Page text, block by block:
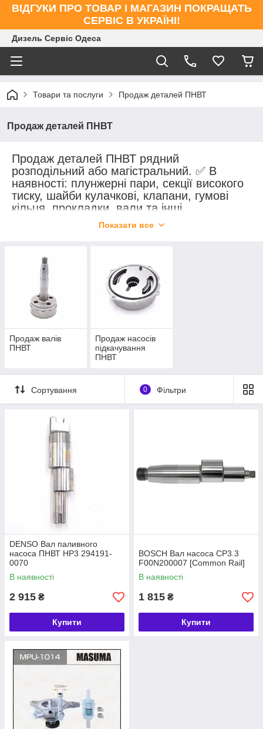
ВІДГУКИ ПРО ТОВАР І МАГАЗИН ПОКРАЩАТЬ
СЕРВІС В УКРАЇНІ!
Дизель Сервіс Одеса
Товари та послуги Продаж деталей ПНВТ
Продаж деталей ПНВТ
Продаж деталей ПНВТ рядний
розподільний або магістральний. ✅ В
наявності: плунжерні пари, секції високого
тиску, шайби кулачкові, клапани, гумові
кільця, прокладки, вали та інші
комплектуючі для всіх типів ПНВТ. 🔧
Показати все
Продаж валів
ПНВТ
Продаж насосів
підкачування
ПНВТ
Сортування 0 Фільтри
DENSO Вал паливного
насоса ПНВТ HP3 294191-
0070
В наявності
2 915 ₴
Купити
BOSCH Вал насоса CP3.3
F00N200007 [Common Rail]
В наявності
1 815 ₴
Купити